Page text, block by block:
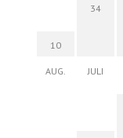
10
AUG.
34
JULI